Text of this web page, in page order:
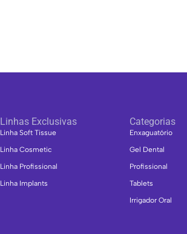
Linhas Exclusivas
Linha Soft Tissue
Linha Cosmetic
Linha Profissional
Linha Implants
Categorias
Enxaguatório
Gel Dental
Profissional
Tablets
Irrigador Oral